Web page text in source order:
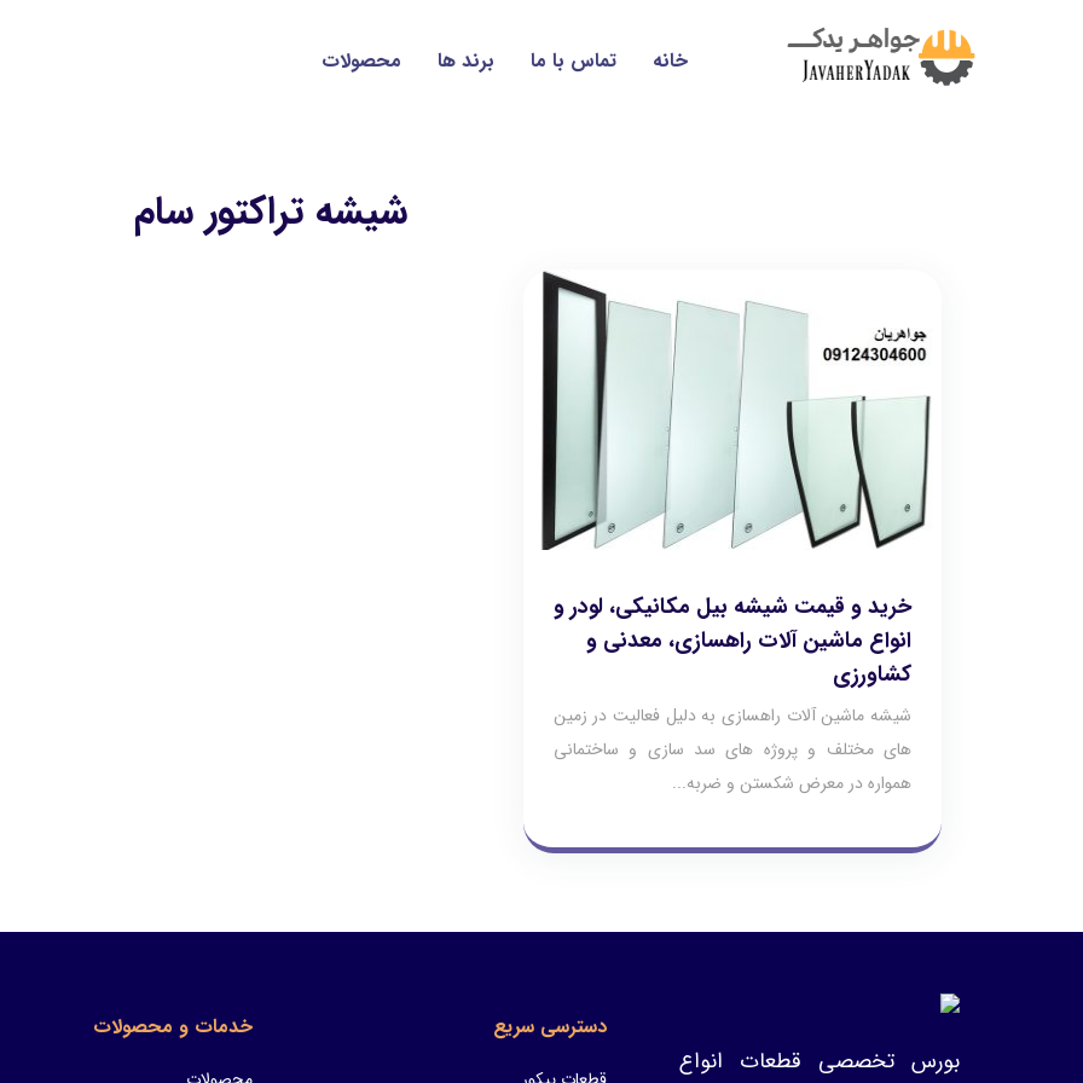
خانه تماس با ما برند ها محصولات
شیشه تراکتور سام
خرید و قیمت شیشه بیل مکانیکی، لودر و
انواع ماشین آلات راهسازی، معدنی و
کشاورزی
شیشه ماشین آلات راهسازی به دلیل فعالیت در زمین
های مختلف و پروژه های سد سازی و ساختمانی
همواره در معرض شکستن و ضربه...
بورس تخصصی قطعات انواع
دسترسی سریع خدمات و محصولات